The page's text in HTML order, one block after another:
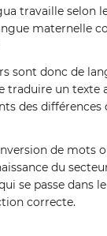
travaille selon
maternelle
sont donc de
traduire un texte
des
de mots
du
se passe dans
correcte.